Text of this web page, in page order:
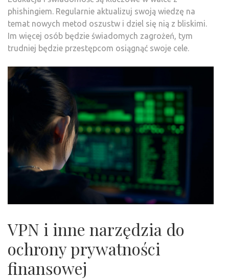
phishingiem. Regularnie aktualizuj swoją wiedzę na
temat nowych metod oszustw i dziel się nią z bliskimi.
Im więcej osób będzie świadomych zagrożeń, tym
trudniej będzie przestępcom osiągnąć swoje cele.
VPN i inne narzędzia do
ochrony prywatności
finansowej